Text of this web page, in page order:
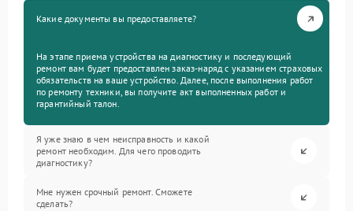
Какие документы вы предоставляете?
На этапе приема устройства на диагностику и последующий
ремонт вам будет предоставлен заказ-наряд с указанием страховых
обязательств на ваше устройство. Далее, после выполнения работ
по ремонту техники, вы получите акт выполненных работ и
гарантийный талон.
Я уже знаю в чем неисправность и какой
ремонт необходим. Для чего проводить
диагностику?
Мне нужен срочный ремонт. Сможете
сделать?